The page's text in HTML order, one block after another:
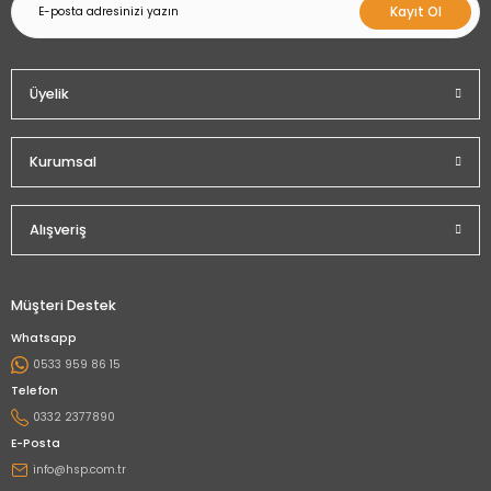
Kayıt Ol
Üyelik
Kurumsal
Alışveriş
Müşteri Destek
Whatsapp
0533 959 86 15
Telefon
0332 2377890
E-Posta
info@hsp.com.tr